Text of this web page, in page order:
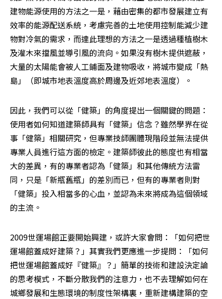
建物能源使用的方法之一是，藉由密集的都市發展建立有
效率的能源配送系統，考慮完善的土地使用控制能減少建
物對冷氣的需求，而達此理想的方法之一是透過種植樹木
及灌木來擋風並導引風的流向。如果沒有樹木提供遮蔽，
大量的太陽能會被人工鋪面及建物吸收，將城市變成「熱
島」（即城市地表溫度高於周邊及近郊地表溫度）。
因此，我們可以從「健築」的角度提出一個關鍵的問題：
使用者如何知道建築師具有「健築」信念？雖然學界在從
事「健築」相關研究，但專業技師團體現階段並無法提供
專業人員進行這方面的檢定。建築師彼此的態度也有相當
大的差異，有的專業者認為「健築」和其他傳統方法雷
同，只是「新瓶舊瓶」的差別而已，但有的專業者則對
「健築」投入相當多的心血，並認為未來將成為這個領域
的主流。
2009世運場館正要開始興建，或許大家會問：「如何把世
運場館蓋成好建築？」其實我們更應進一步提問：「如何
把世運場館蓋成好『健築』？」簡單的技術和建設決定論
的思考模式，不斷分散我們的注意力，也不去理解如何在
城鄉發展和生態環境的制度性架構裏，重新建構建築的空